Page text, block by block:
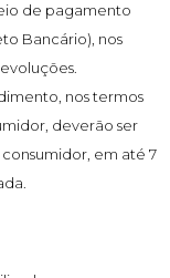
de pagamento
Bancário), nos
nos termos
deverão ser
em até 7